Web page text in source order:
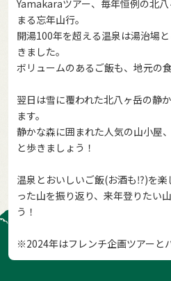
Yamakaraツアー、毎年恒例の北
まる忘年山行。
開湯100年を超える温泉は湯治場
きました。
ボリュームのあるご飯も、地元の
翌日は雪に覆われた北八ヶ岳の静
ます。
静かな森に囲まれた人気の山小屋
と歩きましょう！
温泉とおいしいご飯(お酒も⁉)を
った山を振り返り、来年登りたい
う！
※2024年はフレンチ企画ツアーと